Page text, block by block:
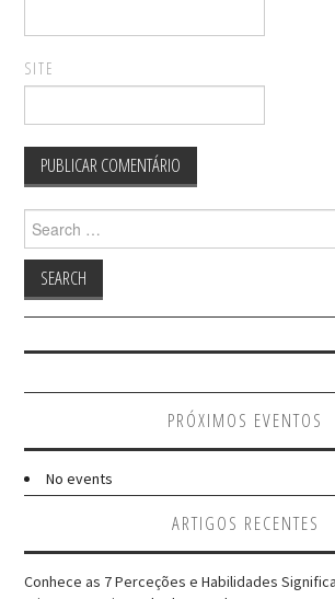
SITE
Search
for:
PRÓXIMOS EVENTOS
No events
ARTIGOS RECENTES
Conhece as 7 Perceções e Habilidades